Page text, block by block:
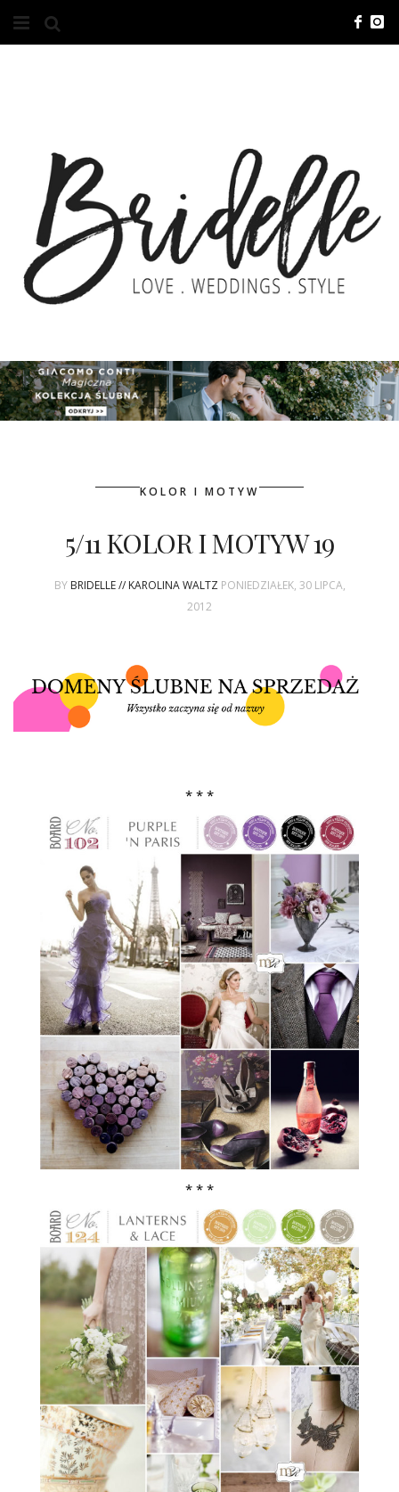
O NAS
KONTAKT
REKLAMA
ADVERTISING
ZGŁOSZENIA
KONKURSY
KSIĄŻKI BRIDELLE
WASZE ŚLUBY
{HOT SEXY BEST}
MAGAZYNY
ARCHIWUM
KOLOR I MOTYW
5/11 KOLOR I MOTYW 19
BY BRIDELLE // KAROLINA WALTZ PONIEDZIAŁEK, 30 LIPCA,
2012
* * *
* * *